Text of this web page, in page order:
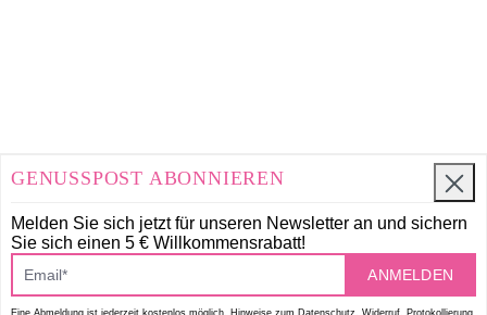
GENUSSPOST ABONNIEREN
Melden Sie sich jetzt für unseren Newsletter an und sichern
Sie sich einen 5 € Willkommensrabatt!
ANMELDEN